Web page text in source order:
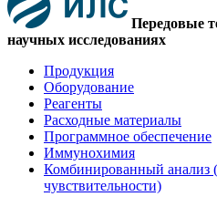
Передовые
научных исследованиях
Продукция
Оборудование
Реагенты
Расходные материалы
Программное обеспечение
Иммунохимия
Комбинированный анализ
чувствительности)